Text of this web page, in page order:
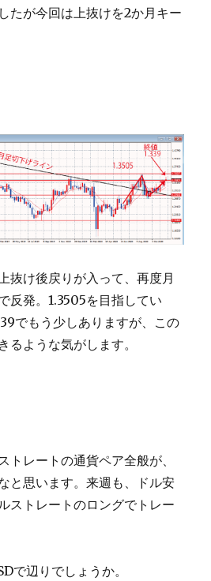
たが今回は上抜けを2か月キー
抜け後戻りが入って、再度月
反発。1.3505を目指してい
でもう少しありますが、この
るような気がします。
トレートの通貨ペア全般が、
と思います。来週も、ドル安
ストレートのロングでトレー
で辺りでしょうか。